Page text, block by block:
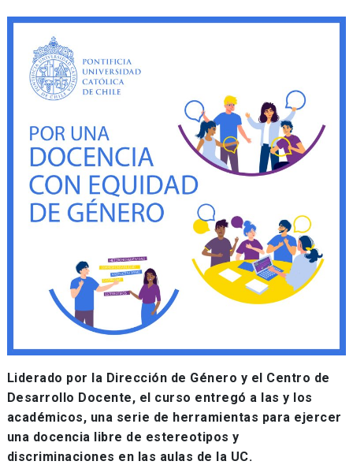
Liderado por la Dirección de Género y el Centro de
Desarrollo Docente, el curso entregó a las y los
académicos, una serie de herramientas para ejercer
una docencia libre de estereotipos y
discriminaciones en las aulas de la UC.